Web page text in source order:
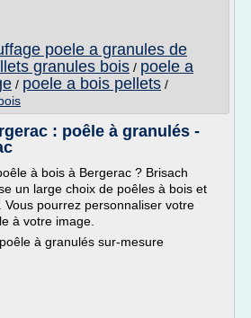
poele a granules de
granules bois / poele a
/ poele a bois pellets /
: poêle à granulés -
à bois à Bergerac ? Brisach
un large choix de poêles à bois et
pourrez personnaliser votre
à votre image.
à granulés sur-mesure